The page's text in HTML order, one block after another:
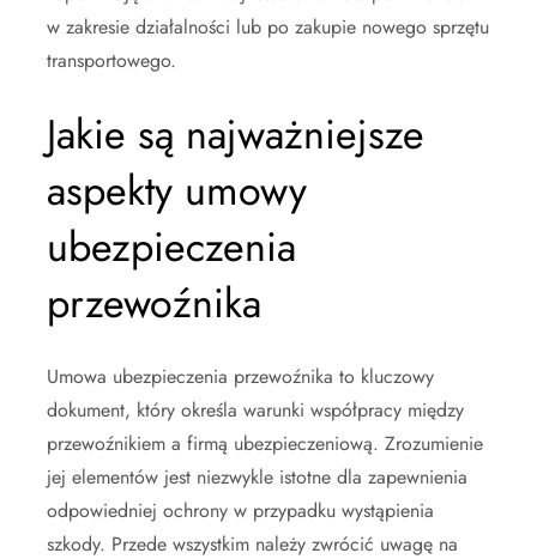
w zakresie działalności lub po zakupie nowego sprzętu
transportowego.
Jakie są najważniejsze
aspekty umowy
ubezpieczenia
przewoźnika
Umowa ubezpieczenia przewoźnika to kluczowy
dokument, który określa warunki współpracy między
przewoźnikiem a firmą ubezpieczeniową. Zrozumienie
jej elementów jest niezwykle istotne dla zapewnienia
odpowiedniej ochrony w przypadku wystąpienia
szkody. Przede wszystkim należy zwrócić uwagę na